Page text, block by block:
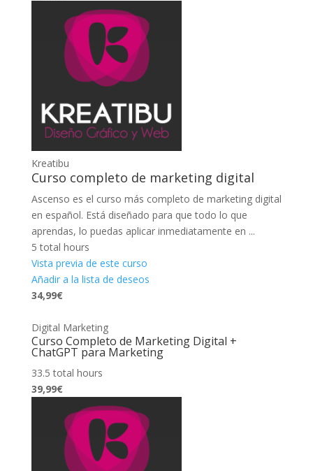
Kreatibu
Curso completo de marketing digital
Ascenso es el curso más completo de marketing digital
en español. Está diseñado para que todo lo que
aprendas, lo puedas aplicar inmediatamente en ...
5 total hours
Vista previa de este curso
Añadir a la lista de deseos
34,99€
Digital Marketing
Curso Completo de Marketing Digital +
ChatGPT para Marketing
33.5 total hours
39,99€